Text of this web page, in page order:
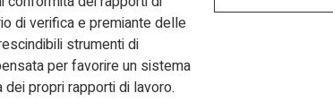
di verifica e premiante delle
strumenti di
per favorire un sistema
propri rapporti di lavoro.